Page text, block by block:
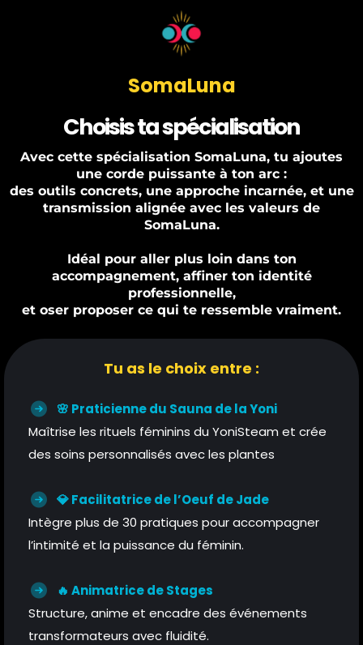
SomaLuna
Choisis ta spécialisation
Avec cette spécialisation SomaLuna, tu ajoutes
une corde puissante à ton arc :
des outils concrets, une approche incarnée, et une
transmission alignée avec les valeurs de
SomaLuna.
Idéal pour aller plus loin dans ton
accompagnement, affiner ton identité
professionnelle,
et oser proposer ce qui te ressemble vraiment.
Tu as le choix entre :
🌸 Praticienne du Sauna de la Yoni
Maîtrise les rituels féminins du YoniSteam et crée
des soins personnalisés avec les plantes
💎 Facilitatrice de l’Oeuf de Jade
Intègre plus de 30 pratiques pour accompagner
l’intimité et la puissance du féminin.
🔥 Animatrice de Stages
Structure, anime et encadre des événements
transformateurs avec fluidité.